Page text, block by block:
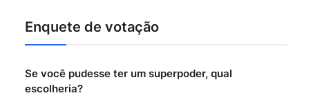
Enquete de votação
Se você pudesse ter um superpoder, qual
escolheria?